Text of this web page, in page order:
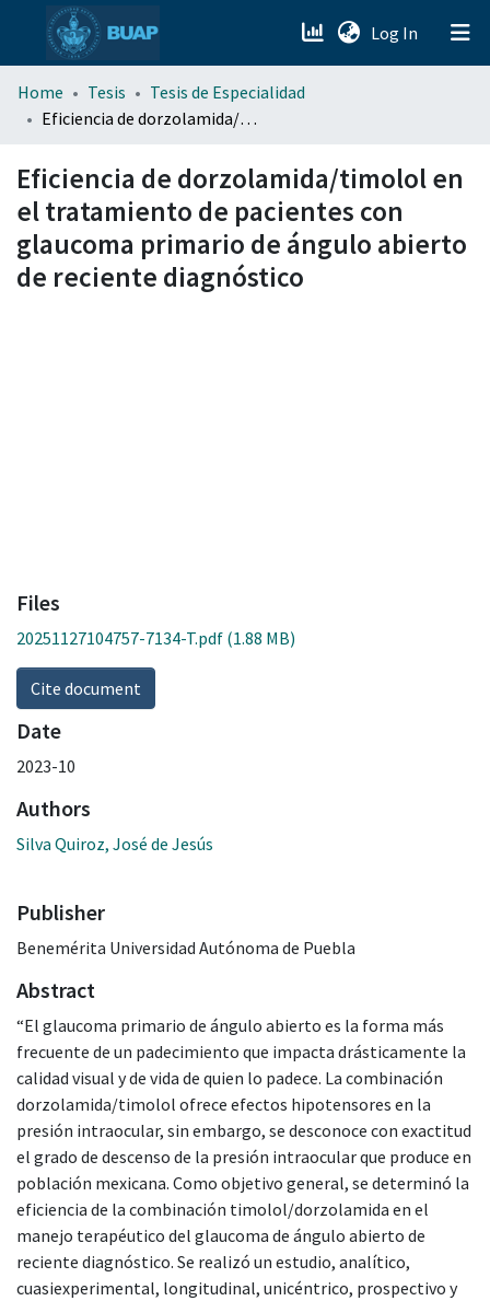
Log In (current)
menu.section.about_menu
Home Tesis
Tesis de Especialidad
Eficiencia de dorzolamida/timolol en el tratamiento de pacientes con glaucoma primario de ángulo abierto de reciente diagnóstico
Eficiencia de dorzolamida/timolol en
el tratamiento de pacientes con
glaucoma primario de ángulo abierto
de reciente diagnóstico
Files
20251127104757-7134-T.pdf (1.88 MB)
Cite document
Date
2023-10
Authors
Silva Quiroz, José de Jesús
Publisher
Benemérita Universidad Autónoma de Puebla
Abstract
“El glaucoma primario de ángulo abierto es la forma más
frecuente de un padecimiento que impacta drásticamente la
calidad visual y de vida de quien lo padece. La combinación
dorzolamida/timolol ofrece efectos hipotensores en la
presión intraocular, sin embargo, se desconoce con exactitud
el grado de descenso de la presión intraocular que produce en
población mexicana. Como objetivo general, se determinó la
eficiencia de la combinación timolol/dorzolamida en el
manejo terapéutico del glaucoma de ángulo abierto de
reciente diagnóstico. Se realizó un estudio, analítico,
cuasiexperimental, longitudinal, unicéntrico, prospectivo y